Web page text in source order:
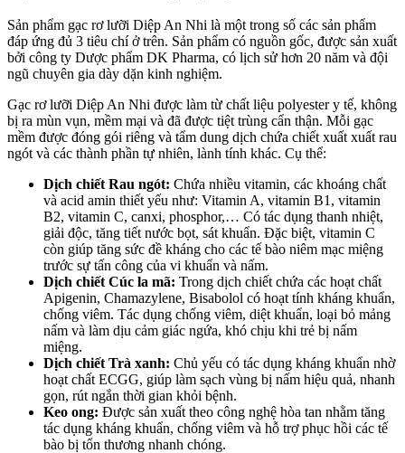
Sản phẩm gạc rơ lưỡi Diệp An Nhi là một trong số các sản phẩm
đáp ứng đủ 3 tiêu chí ở trên. Sản phẩm có nguồn gốc, được sản xuất
bởi công ty Dược phẩm DK Pharma, có lịch sử hơn 20 năm và đội
ngũ chuyên gia dày dặn kinh nghiệm.
Gạc rơ lưỡi Diệp An Nhi được làm từ chất liệu polyester y tế, không
bị ra mùn vụn, mềm mại và đã được tiệt trùng cẩn thận. Mỗi gạc
mềm được đóng gói riêng và tẩm dung dịch chứa chiết xuất xuất rau
ngót và các thành phần tự nhiên, lành tính khác. Cụ thể:
Dịch chiết Rau ngót: Chứa nhiều vitamin, các khoáng chất
và acid amin thiết yếu như: Vitamin A, vitamin B1, vitamin
B2, vitamin C, canxi, phosphor,… Có tác dụng thanh nhiệt,
giải độc, tăng tiết nước bọt, sát khuẩn. Đặc biệt, vitamin C
còn giúp tăng sức đề kháng cho các tế bào niêm mạc miệng
trước sự tấn công của vi khuẩn và nấm.
Dịch chiết Cúc la mã: Trong dịch chiết chứa các hoạt chất
Apigenin, Chamazylene, Bisabolol có hoạt tính kháng khuẩn,
chống viêm. Tác dụng chống viêm, diệt khuẩn, loại bỏ mảng
nấm và làm dịu cảm giác ngứa, khó chịu khi trẻ bị nấm
miệng.
Dịch chiết Trà xanh: Chủ yếu có tác dụng kháng khuẩn nhờ
hoạt chất ECGG, giúp làm sạch vùng bị nấm hiệu quả, nhanh
gọn, rút ngắn thời gian khỏi bệnh.
Keo ong: Được sản xuất theo công nghệ hòa tan nhằm tăng
tác dụng kháng khuẩn, chống viêm và hỗ trợ phục hồi các tế
bào bị tổn thương nhanh chóng.